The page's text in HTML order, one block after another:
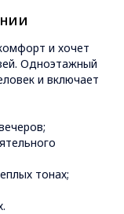
и хочет
Одноэтажный
и включает
тонах;